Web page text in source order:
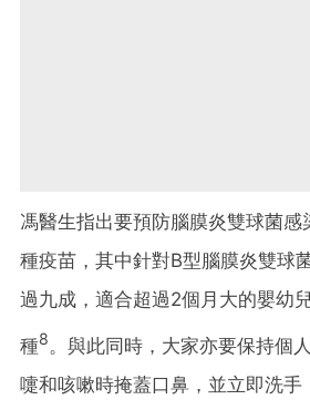
馮醫生指出要預防腦膜炎雙球菌
種疫苗，其中針對B型腦膜炎雙球
過九成，適合超過2個月大的嬰幼
種8。與此同時，大家亦要保持個
嚏和咳嗽時掩蓋口鼻，並立即洗手